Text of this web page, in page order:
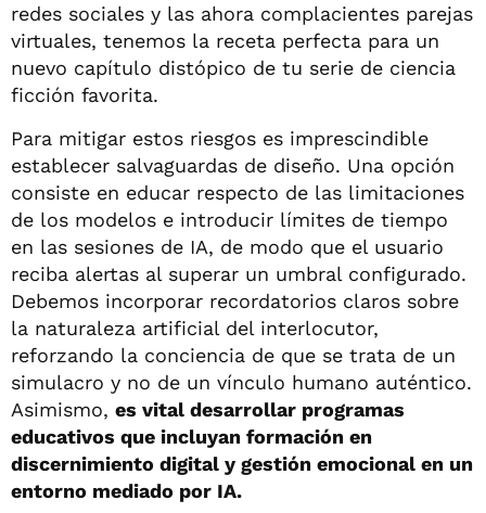
redes sociales y las ahora complacientes parejas
virtuales, tenemos la receta perfecta para un
nuevo capítulo distópico de tu serie de ciencia
ficción favorita.
Para mitigar estos riesgos es imprescindible
establecer salvaguardas de diseño. Una opción
consiste en educar respecto de las limitaciones
de los modelos e introducir límites de tiempo
en las sesiones de IA, de modo que el usuario
reciba alertas al superar un umbral configurado.
Debemos incorporar recordatorios claros sobre
la naturaleza artificial del interlocutor,
reforzando la conciencia de que se trata de un
simulacro y no de un vínculo humano auténtico.
Asimismo, es vital desarrollar programas
educativos que incluyan formación en
discernimiento digital y gestión emocional en un
entorno mediado por IA.